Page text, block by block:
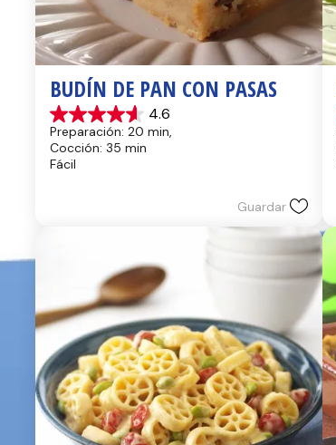
BUDÍN DE PAN CON PASAS
4.6
4.6
de
5
estrellas.
Preparación: 20 min,
Cocción: 35 min
Fácil
Guardar